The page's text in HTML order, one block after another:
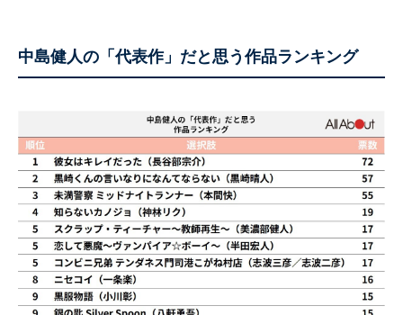
中島健人の「代表作」だと思う作品ランキング